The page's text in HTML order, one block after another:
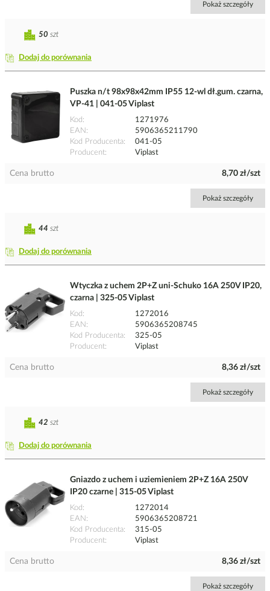
Pokaż szczegóły
Dodaj do porównania
50 szt
Puszka n/t 98x98x42mm IP55 12-wl dł.gum. czarna,
VP-41 | 041-05 Viplast
Kod
1271976
EAN
5906365211790
Kod Producenta
041-05
Producent
Viplast
Cena brutto 8,70 zł/szt
Pokaż szczegóły
Dodaj do porównania
44 szt
Wtyczka z uchem 2P+Z uni-Schuko 16A 250V IP20,
czarna | 325-05 Viplast
Kod
1272016
EAN
5906365208745
Kod Producenta
325-05
Producent
Viplast
Cena brutto 8,36 zł/szt
Pokaż szczegóły
Dodaj do porównania
42 szt
Gniazdo z uchem i uziemieniem 2P+Z 16A 250V
IP20 czarne | 315-05 Viplast
Kod
1272014
EAN
5906365208721
Kod Producenta
315-05
Producent
Viplast
Cena brutto 8,36 zł/szt
Pokaż szczegóły